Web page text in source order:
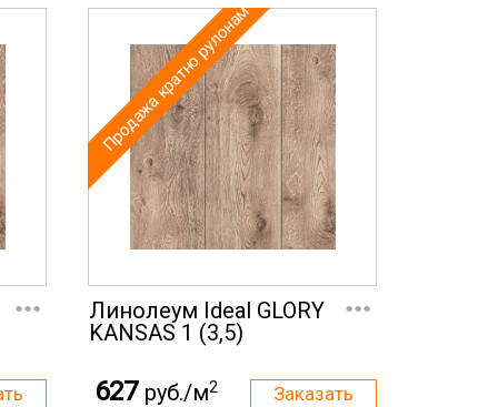
...
Продажа кратно рулонам
Линолеум Ideal GLORY
KANSAS 1 (3,5)
...
627 руб./м2